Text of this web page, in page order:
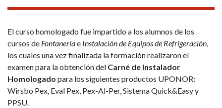
El curso homologado fue impartido a los alumnos de los
cursos de Fontaneríae Instalación de Equipos de Refrigeración,
los cuales una vez finalizada la formación realizaron el
examen para la obtención del Carné de Instalador
Homologado para los siguientes productos UPONOR:
Wirsbo Pex, Eval Pex, Pex-Al-Per, Sistema Quick&Easy y
PPSU.